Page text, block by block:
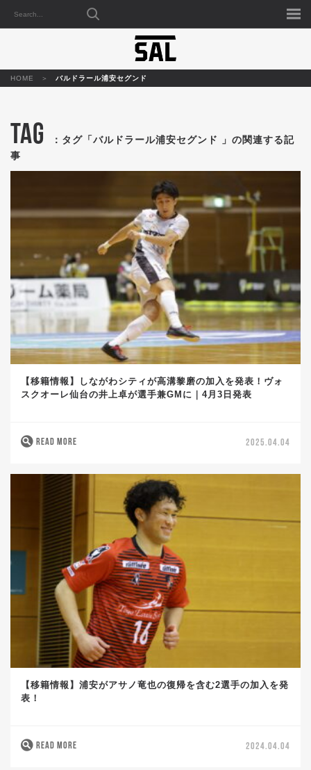
HOME バルドラール浦安セグンド
TAG
：タグ「バルドラール浦安セグンド 」の関連する記
事
【移籍情報】しながわシティが高溝黎磨の加入を発表！ヴォ
スクオーレ仙台の井上卓が選手兼GMに｜4月3日発表
READ MORE 2025.04.04
【移籍情報】浦安がアサノ竜也の復帰を含む2選手の加入を発
表！
READ MORE 2024.04.04